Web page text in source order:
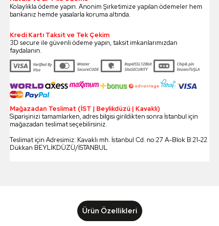
Kolaylıkla ödeme yapın. Anonim Şirketimize yapılan ödemeler hem
bankanız hemde yasalarla koruma altında.
Kredi Kartı Taksit ve Tek Çekim
3D secure ile güvenli ödeme yapın, taksit imkanlarımızdan
faydalanın.
Mağazadan Teslimat (İST | Beylikdüzü | Kavaklı)
Siparişinizi tamamlarken, adres bilgisi girildikten sonra İstanbul için
mağazadan teslimat seçebilirsiniz.
Teslimat için Adresimiz: Kavaklı mh. İstanbul Cd. no:27 A-Blok B:21-22
Dükkan BEYLİKDÜZÜ/İSTANBUL
Ürün Özellikleri